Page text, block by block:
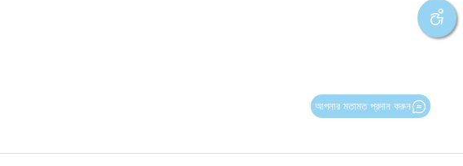
আপনার মতামত প্রদান করুন